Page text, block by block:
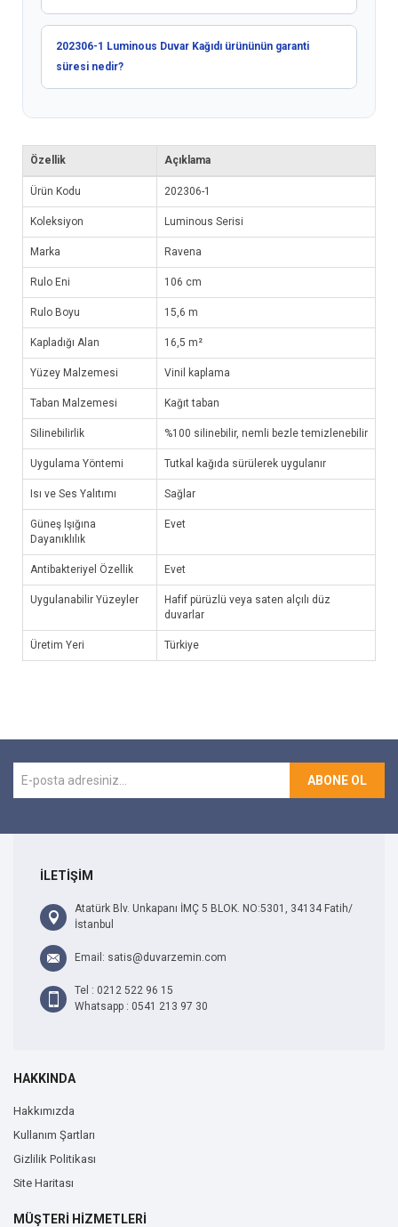
202306-1 Luminous Duvar Kağıdı ürününün garanti
süresi nedir?
Özellik Açıklama
Ürün Kodu 202306-1
Koleksiyon Luminous Serisi
Marka Ravena
Rulo Eni 106 cm
Rulo Boyu 15,6 m
Kapladığı Alan 16,5 m²
Yüzey Malzemesi Vinil kaplama
Taban Malzemesi Kağıt taban
Silinebilirlik %100 silinebilir, nemli bezle temizlenebilir
Uygulama Yöntemi Tutkal kağıda sürülerek uygulanır
Isı ve Ses Yalıtımı Sağlar
Güneş Işığına
Dayanıklılık
Evet
Antibakteriyel Özellik Evet
Uygulanabilir Yüzeyler
Hafif pürüzlü veya saten alçılı düz
duvarlar
Üretim Yeri Türkiye
ABONE OL
İLETİŞİM
Atatürk Blv. Unkapanı İMÇ 5 BLOK. NO:5301, 34134 Fatih/
İstanbul
Email: satis@duvarzemin.com
Tel : 0212 522 96 15
Whatsapp : 0541 213 97 30
HAKKINDA
Hakkımızda
Kullanım Şartları
Gizlilik Politikası
Site Haritası
MÜŞTERİ HİZMETLERİ